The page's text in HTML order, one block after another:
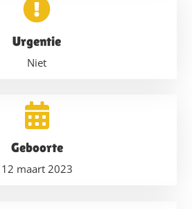
Urgentie
Niet
Geboorte
12 maart 2023